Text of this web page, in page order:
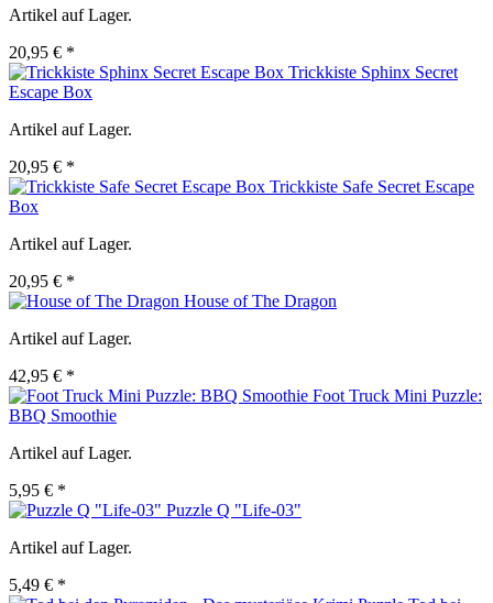
Artikel auf Lager.
20,95 € *
Trickkiste Sphinx Secret
Escape Box
Artikel auf Lager.
20,95 € *
Trickkiste Safe Secret Escape
Box
Artikel auf Lager.
20,95 € *
House of The Dragon
Artikel auf Lager.
42,95 € *
Foot Truck Mini Puzzle:
BBQ Smoothie
Artikel auf Lager.
5,95 € *
Puzzle Q "Life-03"
Artikel auf Lager.
5,49 € *